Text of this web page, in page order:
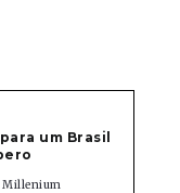
um Brasil
Millenium